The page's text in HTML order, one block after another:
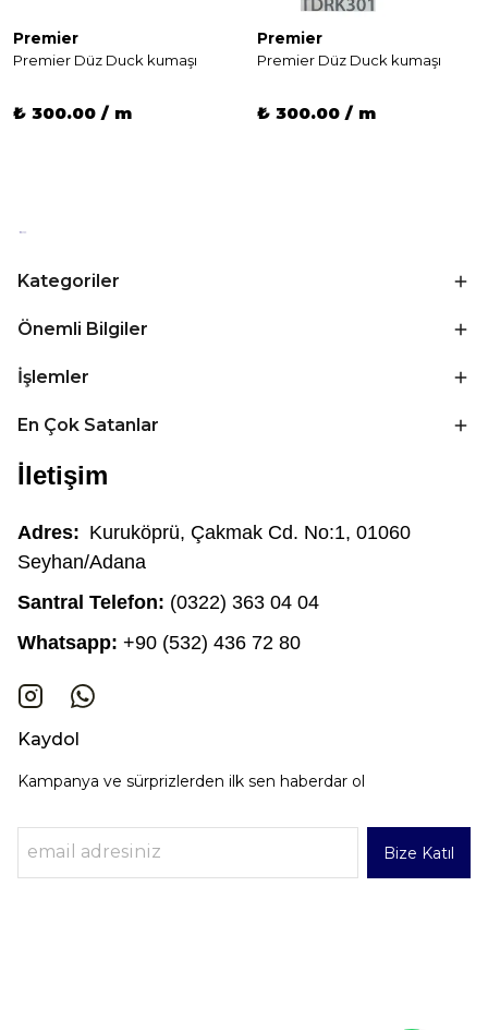
Premier
Premier Düz Duck kumaşı
₺ 300.00 / m
Premier
Premier Düz Duck kumaşı
₺ 300.00 / m
Kategoriler
Önemli Bilgiler
İşlemler
En Çok Satanlar
İletişim
Adres: Kuruköprü, Çakmak Cd. No:1, 01060
Seyhan/Adana
Santral Telefon: (0322) 363 04 04
Whatsapp: +90 (532) 436 72 80
Kaydol
Kampanya ve sürprizlerden ilk sen haberdar ol
Bize Katıl